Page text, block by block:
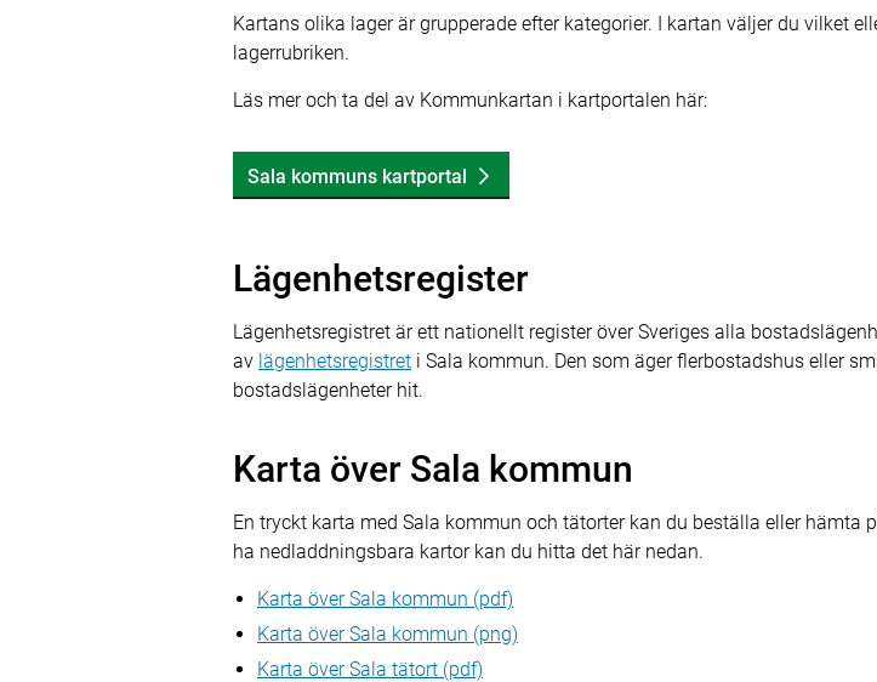
Kartans olika lager är grupperade efter kategorier. I kartan väljer du vilket
lagerrubriken.
Läs mer och ta del av Kommunkartan i kartportalen här:
Sala kommuns kartportal
Lägenhetsregister
Lägenhetsregistret är ett nationellt register över Sveriges alla
av lägenhetsregistret i Sala kommun. Den som äger flerbostadshus eller
bostadslägenheter hit.
Karta över Sala kommun
En tryckt karta med Sala kommun och tätorter kan du beställa eller hämta
ha nedladdningsbara kartor kan du hitta det här nedan.
Karta över Sala kommun (pdf)
Karta över Sala kommun (png)
Karta över Sala tätort (pdf)